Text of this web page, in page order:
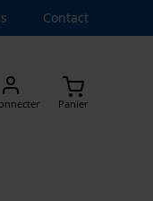
Contact
Panier